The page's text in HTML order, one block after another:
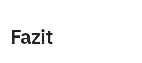
Fazit